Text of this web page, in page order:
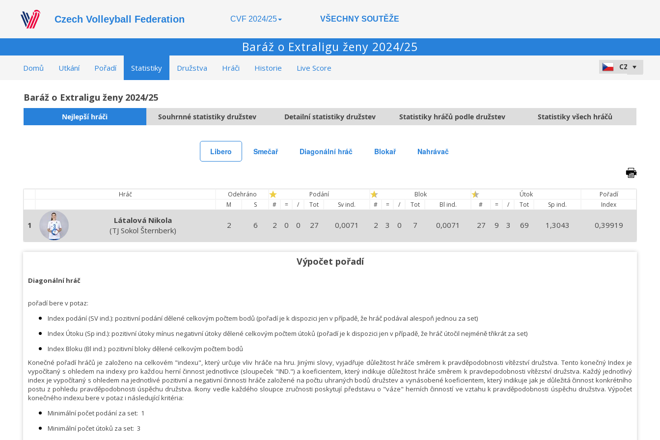
Czech Volleyball Federation CVF 2024/25 VŠECHNY SOUTĚŽE
Baráž o Extraligu ženy 2024/25
Domů Utkání Pořadí Statistiky Družstva Hráči Historie Live Score
Baráž o Extraligu ženy 2024/25
Nejlepší hráči Souhrnné statistiky družstev Detailní statistiky družstev Statistiky hráčů podle družstev Statistiky všech hráčů
Libero Smečař Diagonální hráč Blokař Nahrávač
Hráč Odehráno Podání Blok Útok
Pořadí
M
S # = / Tot Sv ind. # = / Tot Bl ind. # = / Tot Sp ind. Index
1
Látalová Nikola
(TJ Sokol Šternberk)
2 6 2 0 0 27 0,0071 2 3 0 7 0,0071 27 9 3 69 1,3043 0,39919
Výpočet pořadí
Diagonální hráč
pořadí bere v potaz:
Index podání (SV ind.): pozitivní podání dělené celkovým počtem bodů (pořadí je k dispozici jen v případě, že hráč podával alespoň jednou za set)
Index Útoku (Sp ind.): pozitivní útoky mínus negativní útoky dělené celkovým počtem útoků (pořadí je k dispozici jen v případě, že hráč útočil nejméně třikrát za set)
Index Bloku (Bl ind.): pozitivní bloky dělené celkovým počtem bodů
Konečné pořadí hráčů je založeno na celkovém "indexu", který určuje vliv hráče na hru. Jinými slovy, vyjadřuje důležitost hráče směrem k pravděpodobnosti vítězství družstva. Tento konečný Index je
vypočítaný s ohledem na indexy pro každou herní činnost jednotlivce (sloupeček "IND.") a koeficientem, který indikuje důležitost hráče směrem k pravdepodobnosti vítězství družstva. Každý jednotlivý
index je vypočítaný s ohledem na jednotlivé pozitivní a negativní činnosti hráče založené na počtu uhraných bodů družstev a vynásobené koeficientem, který indikuje jak je důležitá činnost konkrétního
postu z pohledu pravděpodobnosti úspěchu družstva. Ikony vedle každého sloupce zručnosti poskytují představu o "váze" herních činností ve vztahu k pravděpodobnosti úspěchu družstva. Výpočet
konečného indexu bere v potaz i následující kritéria:
Minimální počet podání za set: 1
Minimální počet útoků za set: 3